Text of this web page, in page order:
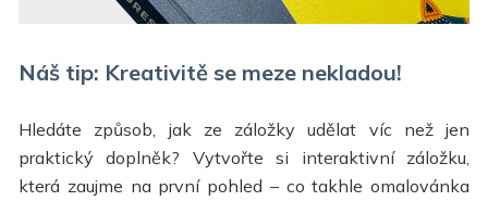
Náš tip: Kreativitě se meze nekladou!
Hledáte způsob, jak ze záložky udělat víc než jen
praktický doplněk? Vytvořte si interaktivní záložku,
která zaujme na první pohled – co takhle omalovánka